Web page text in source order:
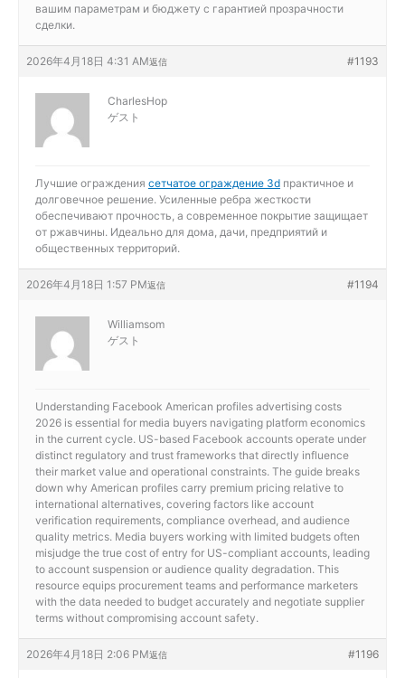
вашим параметрам и бюджету с гарантией прозрачности
сделки.
2026年4月18日 4:31 AM #1193
返信
CharlesHop
ゲスト
Лучшие ограждения сетчатое ограждение 3d практичное и
долговечное решение. Усиленные ребра жесткости
обеспечивают прочность, а современное покрытие защищает
от ржавчины. Идеально для дома, дачи, предприятий и
общественных территорий.
2026年4月18日 1:57 PM #1194
返信
Williamsom
ゲスト
Understanding Facebook American profiles advertising costs
2026 is essential for media buyers navigating platform economics
in the current cycle. US-based Facebook accounts operate under
distinct regulatory and trust frameworks that directly influence
their market value and operational constraints. The guide breaks
down why American profiles carry premium pricing relative to
international alternatives, covering factors like account
verification requirements, compliance overhead, and audience
quality metrics. Media buyers working with limited budgets often
misjudge the true cost of entry for US-compliant accounts, leading
to account suspension or audience quality degradation. This
resource equips procurement teams and performance marketers
with the data needed to budget accurately and negotiate supplier
terms without compromising account safety.
2026年4月18日 2:06 PM #1196
返信